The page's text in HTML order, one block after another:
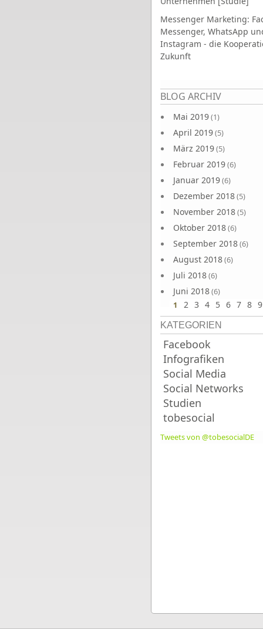
Messenger Marketing:
Messenger, WhatsApp
Instagram - die
Zukunft
BLOG ARCHIV
Mai 2019(1)
April 2019(5)
März 2019(5)
Februar 2019(6)
Januar 2019(6)
Dezember 2018(5)
November 2018(5)
Oktober 2018(6)
September 2018(6)
August 2018(6)
Juli 2018(6)
Juni 2018(6)
Seiten
1 2 3 4 5 6 7 8 9
KATEGORIEN
Facebook
Infografiken
Social Media
Social Networks
Studien
tobesocial
Tweets von @tobesocialDE